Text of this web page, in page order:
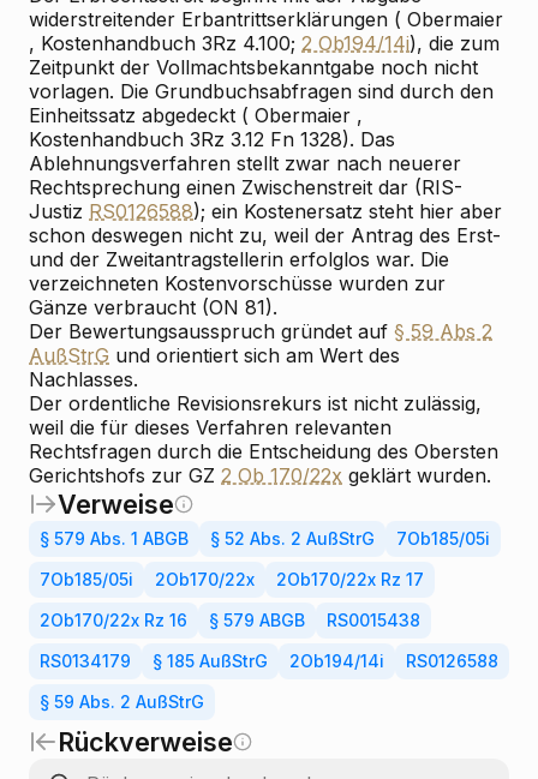
widerstreitender Erbantrittserklärungen ( Obermaier
, Kostenhandbuch 3Rz 4.100; 2 Ob194/14i), die zum
Zeitpunkt der Vollmachtsbekanntgabe noch nicht
vorlagen. Die Grundbuchsabfragen sind durch den
Einheitssatz abgedeckt ( Obermaier ,
Kostenhandbuch 3Rz 3.12 Fn 1328). Das
Ablehnungsverfahren stellt zwar nach neuerer
Rechtsprechung einen Zwischenstreit dar (RIS-
Justiz RS0126588); ein Kostenersatz steht hier aber
schon deswegen nicht zu, weil der Antrag des Erst-
und der Zweitantragstellerin erfolglos war. Die
verzeichneten Kostenvorschüsse wurden zur
Gänze verbraucht (ON 81).
Der Bewertungsausspruch gründet auf § 59 Abs 2
AußStrG und orientiert sich am Wert des
Nachlasses.
Der ordentliche Revisionsrekurs ist nicht zulässig,
weil die für dieses Verfahren relevanten
Rechtsfragen durch die Entscheidung des Obersten
Gerichtshofs zur GZ 2 Ob 170/22x geklärt wurden.
Verweise
§ 579 Abs. 1 ABGB § 52 Abs. 2 AußStrG 7Ob185/05i
7Ob185/05i 2Ob170/22x 2Ob170/22x Rz 17
2Ob170/22x Rz 16 § 579 ABGB RS0015438
RS0134179 § 185 AußStrG 2Ob194/14i RS0126588
§ 59 Abs. 2 AußStrG
Rückverweise